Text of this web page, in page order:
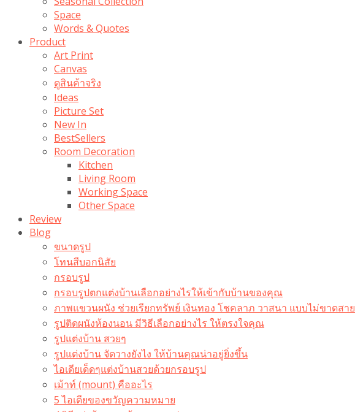
Space
Words & Quotes
Product
Art Print
Canvas
ดูสินค้าจริง
Ideas
Picture Set
New In
BestSellers
Room Decoration
Kitchen
Living Room
Working Space
Other Space
Review
Blog
ขนาดรูป
โทนสีบอกนิสัย
กรอบรูป
กรอบรูปตกแต่งบ้านเลือกอย่างไรให้เข้ากับบ้านของคุณ
ภาพแขวนผนัง ช่วยเรียกทรัพย์ เงินทอง โชคลาภ วาสนา แบบไม่ขาดสาย
รูปติดผนังห้องนอน มีวิธีเลือกอย่างไร ให้ตรงใจคุณ
รูปแต่งบ้าน สวยๆ
รูปแต่งบ้าน จัดวางยังไง ให้บ้านคุณน่าอยู่ยิ่งขึ้น
ไอเดียเด็ดๆแต่งบ้านสวยด้วยกรอบรูป
เม้าท์ (mount) คืออะไร​
5 ไอเดียของขวัญความหมาย